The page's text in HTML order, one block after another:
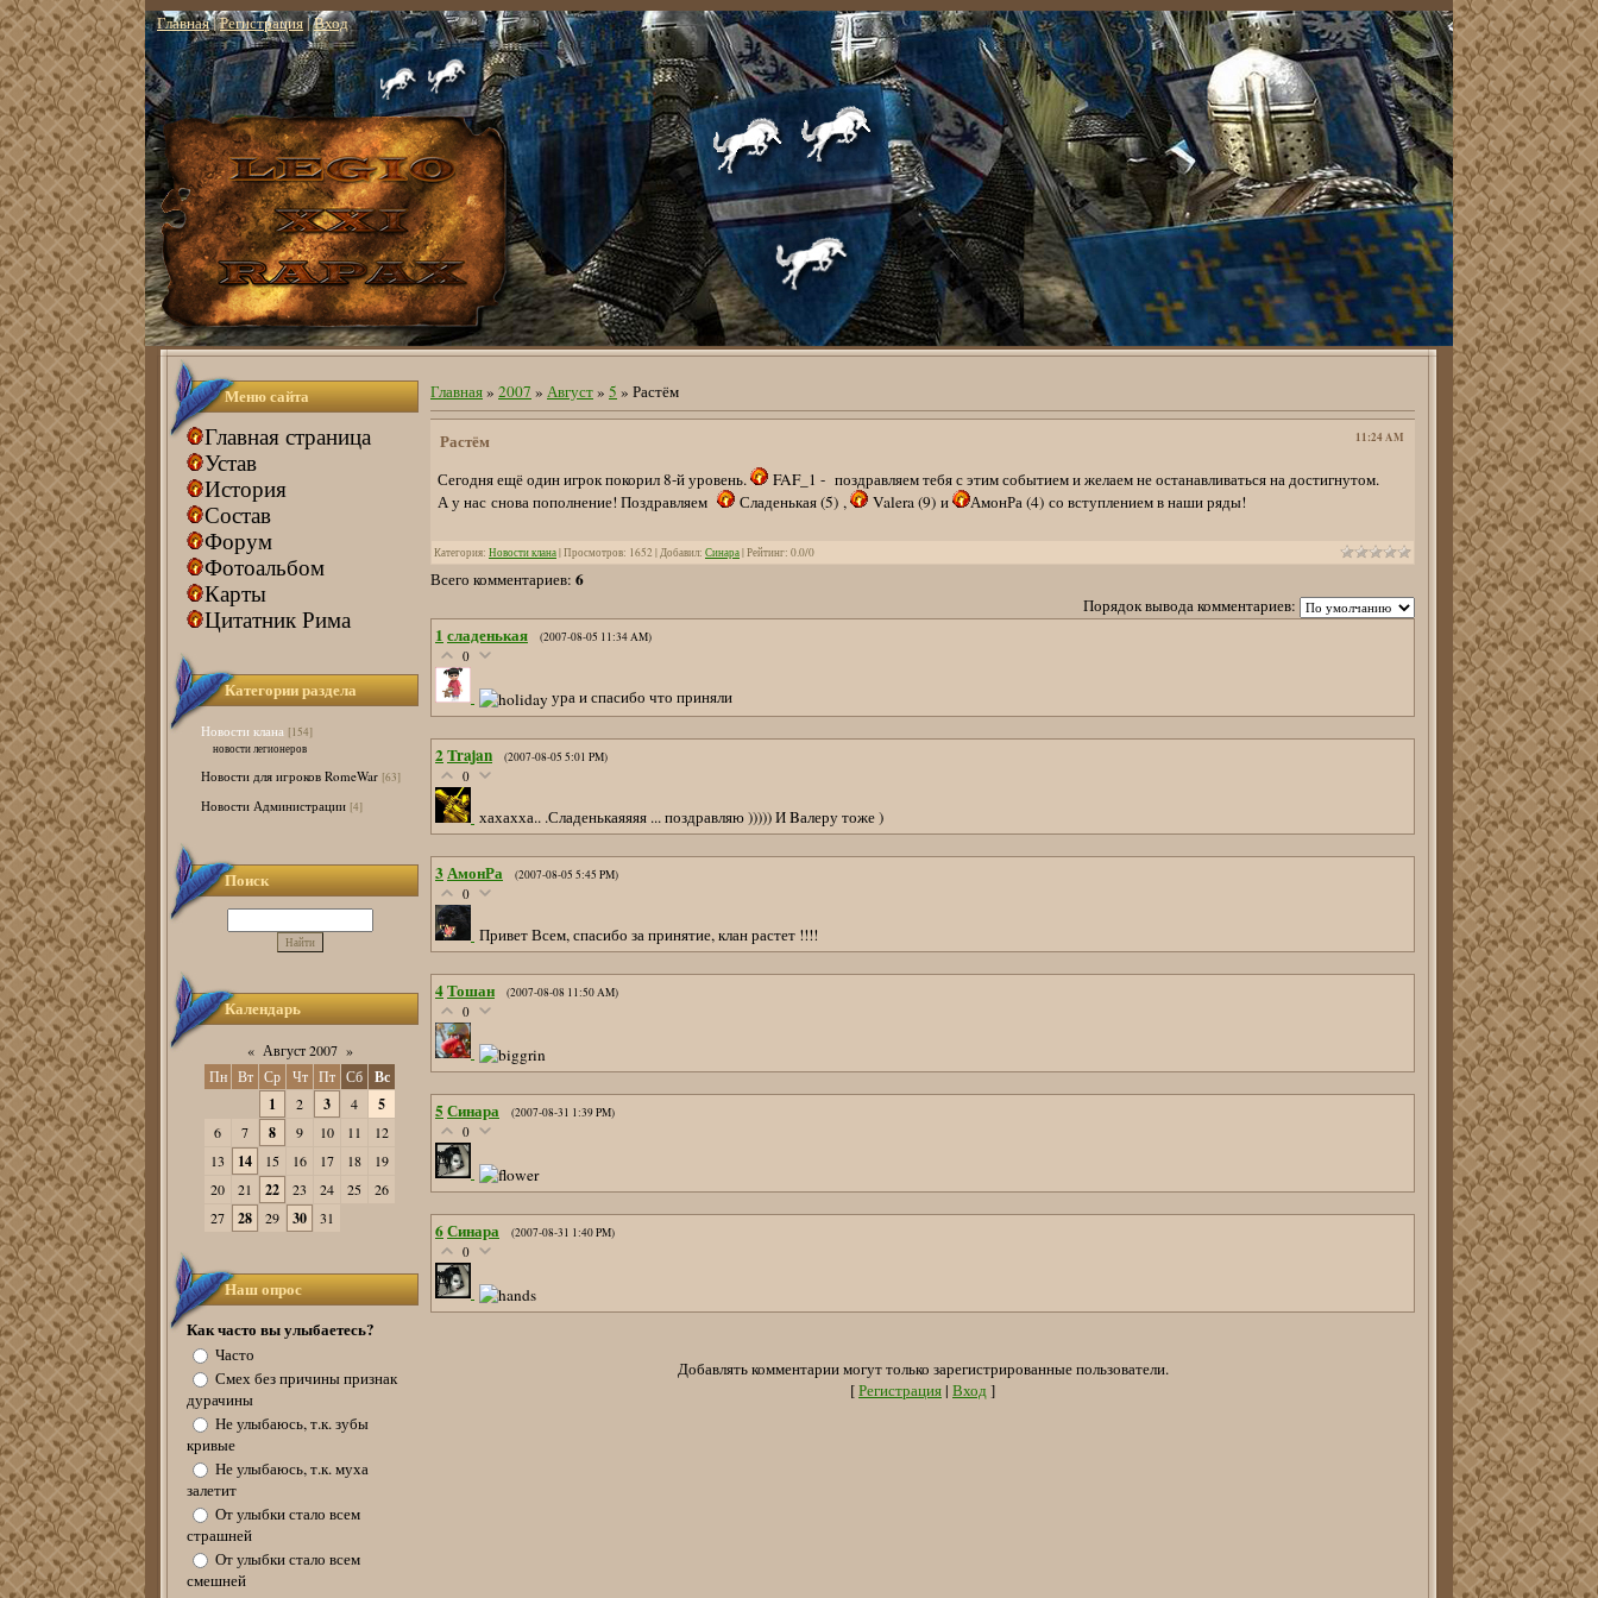
Главная|Регистрация|Вход
Меню сайта
Главная страница
Устав
История
Состав
Форум
Фотоальбом
Карты
Цитатник Рима
Категории раздела
Новости клана [154]
новости легионеров
Новости для игроков RomeWar [63]
Новости Администрации [4]
Поиск
Календарь
« Август 2007 »
Пн Вт Ср Чт Пт Сб
Вс
1
2 3 4 5
6 7 8 9 10 11
12
13
14 15 16 17 18
19
20
21 22 23 24 25
26
27
28 29 30 31
Наш опрос
Как часто вы улыбаетесь?
Часто
Смех без причины признак
дурачины
Не улыбаюсь, т.к. зубы
кривые
Не улыбаюсь, т.к. муха
залетит
От улыбки стало всем
страшней
От улыбки стало всем
смешней
Главная» 2007 » Август» 5 » Растём
11:24 AM
Растём
Сегодня ещё один игрок покорил 8-й уровень.
FAF_1 - поздравляем тебя с этим событием и желаем не останавливаться на достигнутом.
А у нас снова пополнение! Поздравляем
Сладенькая (5) , Valera (9) и АмонРа (4) со вступлением в наши ряды!
Категория: Новости клана|Просмотров: 1652 |Добавил: Синара|Рейтинг: 0.0/0
Всего комментариев: 6
Порядок вывода комментариев:
1 сладенькая (2007-08-05 11:34 AM)
0
ура и спасибо что приняли
2Trajan (2007-08-05 5:01 PM)
0
хахахха.. .Сладенькаяяяя ... поздравляю ))))) И Bалеру тоже )
3АмонРа (2007-08-05 5:45 PM)
0
Привет Всем, спасибо за принятие, клан растет !!!!
4Тошан (2007-08-08 11:50 AM)
0
5 Синара (2007-08-31 1:39 PM)
0
6Синара (2007-08-31 1:40 PM)
0
Добавлять комментарии могут только зарегистрированные пользователи.
[Регистрация | Вход ]